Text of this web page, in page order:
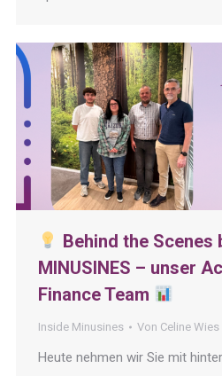
Behind the Scenes
MINUSINES – unser
Finance Team
Inside Minusines Von Celine Wies
Heute nehmen wir Sie mit